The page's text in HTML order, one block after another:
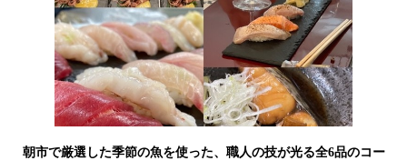
朝市で厳選した季節の魚を使った、職人の技が光る全6品のコー